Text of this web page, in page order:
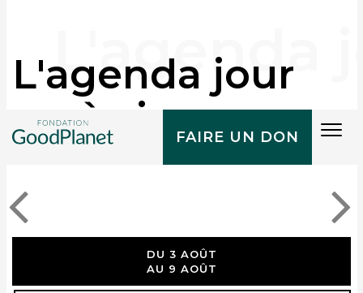
FAIRE UN DON
L'agenda jour
après jour
DU 3 AOÛT
AU 9 AOÛT